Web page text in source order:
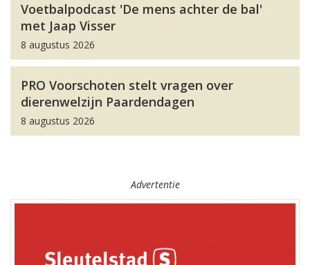
Voetbalpodcast 'De mens achter de bal'
met Jaap Visser
8 augustus 2026
PRO Voorschoten stelt vragen over
dierenwelzijn Paardendagen
8 augustus 2026
Advertentie